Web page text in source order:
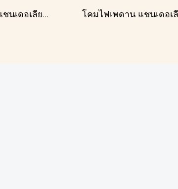
โคมไฟเพดาน แชนเดอเลียร์ รุ่น A028-D60